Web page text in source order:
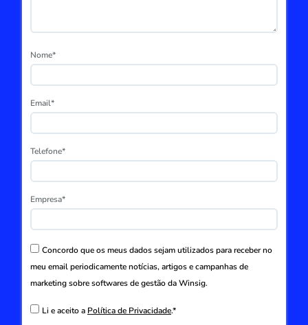
Nome*
Email*
Telefone*
Empresa*
Concordo que os meus dados sejam utilizados para receber no
meu email periodicamente notícias, artigos e campanhas de
marketing sobre softwares de gestão da Winsig.
Li e aceito a Política de Privacidade.*